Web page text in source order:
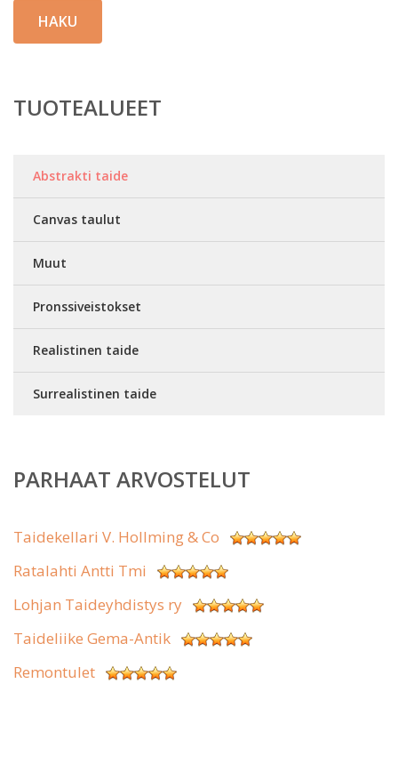
HAKU
TUOTEALUEET
Abstrakti taide
Canvas taulut
Muut
Pronssiveistokset
Realistinen taide
Surrealistinen taide
PARHAAT ARVOSTELUT
Taidekellari V. Hollming & Co
Ratalahti Antti Tmi
Lohjan Taideyhdistys ry
Taideliike Gema-Antik
Remontulet